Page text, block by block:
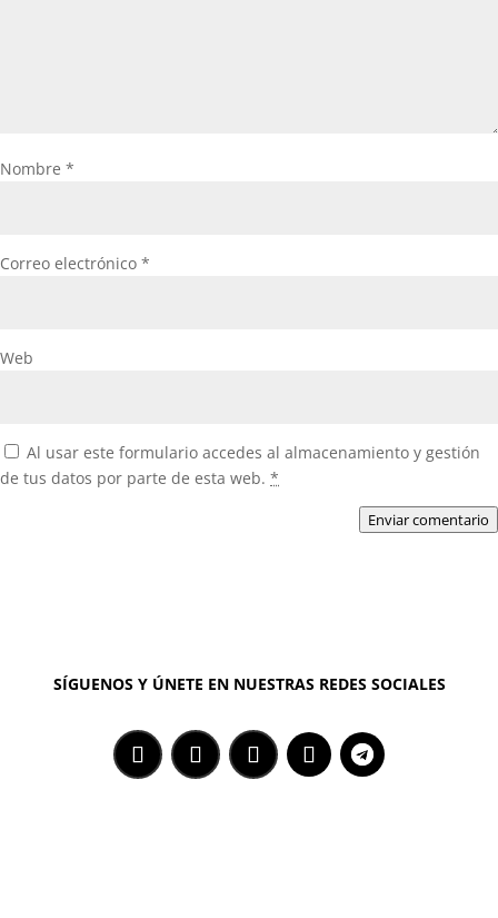
Nombre *
Correo electrónico *
Web
Al usar este formulario accedes al almacenamiento y gestión
de tus datos por parte de esta web. *
Enviar comentario
SÍGUENOS Y ÚNETE EN NUESTRAS REDES SOCIALES